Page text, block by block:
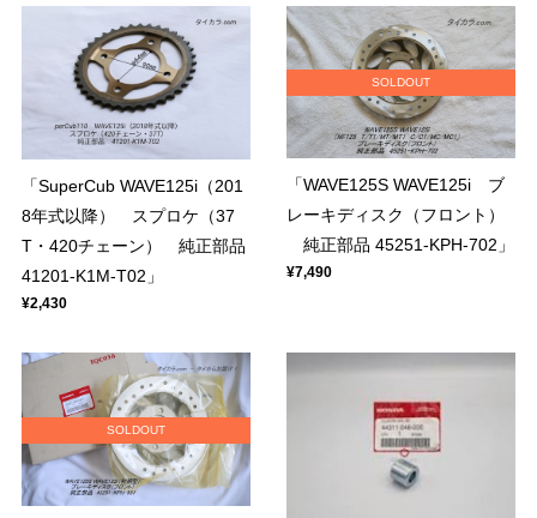
「SuperCub WAVE125i（201
8年式以降） スプロケ（37
T・420チェーン） 純正部品
41201-K1M-T02」
¥2,430
SOLDOUT
「WAVE125S WAVE125i ブ
レーキディスク（フロント）
純正部品 45251-KPH-702」
¥7,490
SOLDOUT